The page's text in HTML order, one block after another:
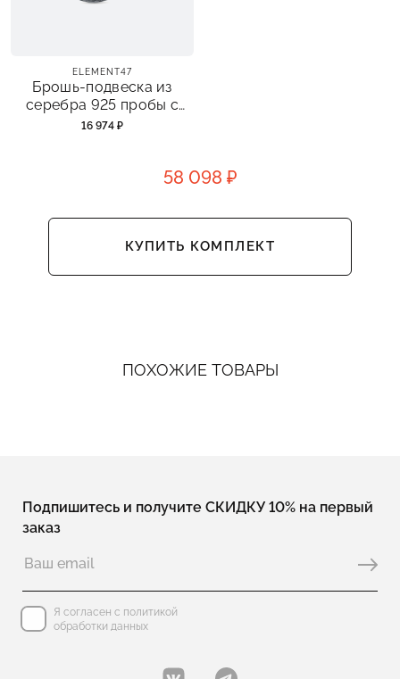
ELEMENT47
Брошь-подвеска из
серебра 925 пробы с
аметистами
16 974 ₽
58 098 ₽
КУПИТЬ КОМПЛЕКТ
ПОХОЖИЕ ТОВАРЫ
Подпишитесь и получите СКИДКУ 10% на первый
заказ
Я согласен с политикой
обработки данных